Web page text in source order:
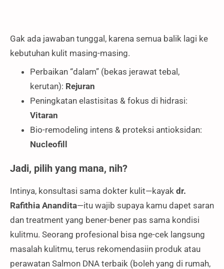
Gak ada jawaban tunggal, karena semua balik lagi ke
kebutuhan kulit masing-masing.
Perbaikan “dalam” (bekas jerawat tebal,
kerutan): Rejuran
Peningkatan elastisitas & fokus di hidrasi:
Vitaran
Bio-remodeling intens & proteksi antioksidan:
Nucleofill
Jadi, pilih yang mana, nih?
Intinya, konsultasi sama dokter kulit—kayak dr.
Rafithia Anandita—itu wajib supaya kamu dapet saran
dan treatment yang bener-bener pas sama kondisi
kulitmu. Seorang profesional bisa nge-cek langsung
masalah kulitmu, terus rekomendasiin produk atau
perawatan Salmon DNA terbaik (boleh yang di rumah,